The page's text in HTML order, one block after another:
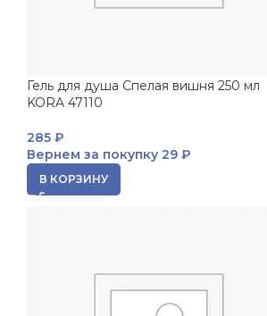
Гель для душа Спелая вишня 250 мл
KORA 47110
285 ₽
Вернем за покупку29 ₽
В КОРЗИНУ